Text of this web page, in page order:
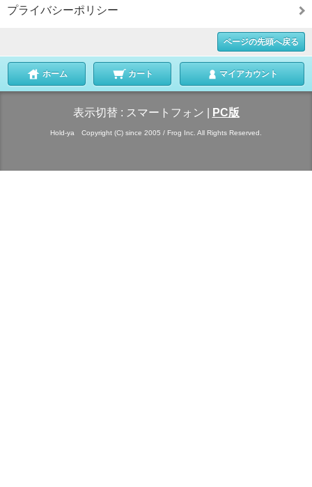
プライバシーポリシー
ページの先頭へ戻る
ホーム カート マイアカウント
表示切替 : スマートフォン PC版
Hold-ya Copyright (C) since 2005 / Frog Inc. All Rights Reserved.